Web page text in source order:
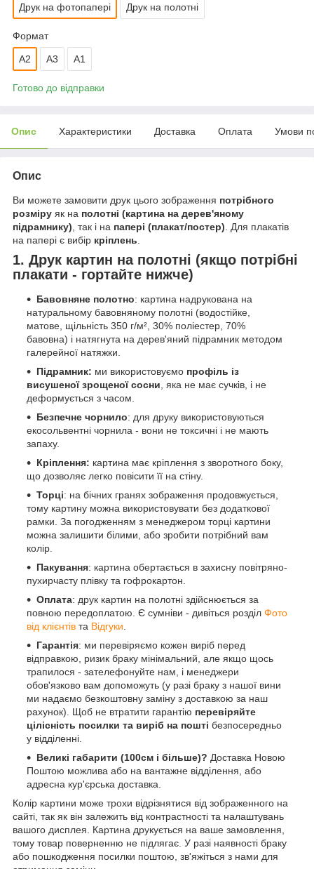
Друк на фотопапері Друк на полотні
Формат
A2 A3 А1
Готово до відправки
Опис Характеристики Доставка Оплата Умови
Опис
Ви можете замовити друк цього зображення потрібного
розміру як на полотні (картина на дерев'яному
підрамнику) , так і на папері (плакат/постер) . Для плакатів
на папері є вибір кріплень
1. Друк картин на полотні (якщо потрібні
плакати - гортайте нижче)
Бавовняне полотно: картина надрукована на
натуральному бавовняному полотні (водостійке,
матове, щільність 350 г/м², 30% поліестер, 70%
бавовна) і натягнута на дерев'яний підрамник методом
галерейної натяжки.
Підрамник: ми використовуємо профіль із
висушеної зрощеної сосни, яка не має сучків, і не
деформується з часом.
Безпечне чорнило: для друку використовуються
екосольвентні чорнила - вони не токсичні і не мають
запаху.
Кріплення: картина має кріплення з зворотного боку,
що дозволяє легко повісити її на стіну.
Торці: на бічних гранях зображення продовжується,
тому картину можна використовувати без додаткової
рамки. За погодженням з менеджером торці картини
можна залишити білими, або зробити потрібний вам
колір.
Пакування: картина обертається в захисну повітряно-
пухирчасту плівку та гофрокартон.
Оплата: друк картин на полотні здійснюється за
повною передоплатою. Є сумніви - дивіться розділ Фото
від клієнтів та Відгуки.
Гарантія: ми перевіряємо кожен виріб перед
відправкою, ризик браку мінімальний, але якщо щось
трапилося - зателефонуйте нам, і менеджери
обов'язково вам допоможуть (у разі браку з нашої вини
ми надаємо безкоштовну заміну з доставкою за наш
рахунок). Щоб не втратити гарантію перевіряйте
цілісність посилки та виріб на пошті безпосередньо
у відділенні.
Великі габарити (100см і більше)? Доставка Новою
Поштою можлива або на вантажне відділення, або
адресна кур'єрська доставка.
Колір картини може трохи відрізнятися від зображенного на
сайті, так як він залежить від контрастності та налаштувань
вашого дисплея. Картина друкується на ваше замовлення,
тому товар поверненню не підлягає. У разі наявності браку
або пошкодження посилки поштою, зв'яжіться з нами для